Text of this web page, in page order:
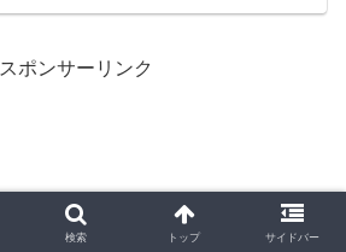
スポンサーリンク
検索 トップ サイドバー